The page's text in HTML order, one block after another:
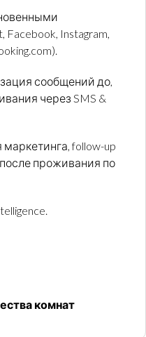
Instagram,
сообщений до,
через SMS &
follow-up
проживания по
комнат